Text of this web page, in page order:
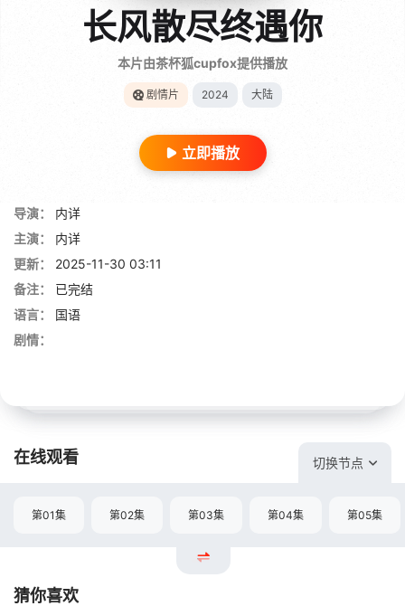
长风散尽终遇你
本片由茶杯狐cupfox提供播放
剧情片 2024 大陆
立即播放
导演：
内详
主演：
内详
更新：
2025-11-30 03:11
备注：
已完结
语言：
国语
剧情：
在线观看 切换节点
第01集 第02集 第03集 第04集 第05集
猜你喜欢